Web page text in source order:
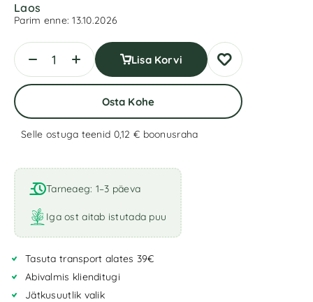
Laos
Parim enne:13.10.2026
Lisa Korvi
Osta Kohe
Selle ostuga teenid 0,12 € boonusraha
l
t
e
r
n
t
i
Tarneaeg: 1–3 päeva
Iga ost aitab istutada puu
Tasuta transport alates 39€
Abivalmis klienditugi
Jätkusuutlik valik